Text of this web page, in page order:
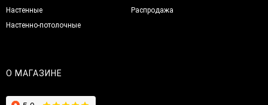
Настенные
Настенно-потолочные
Распродажа
О МАГАЗИНЕ